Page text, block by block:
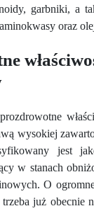
garbniki, a
oraz
wysokiej
jest
w stanach
O
już obecnie